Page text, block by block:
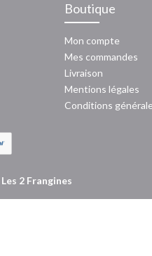
Boutique
Mon compte
Mes commandes
Livraison
Mentions légales
Conditions
Les 2 Frangines